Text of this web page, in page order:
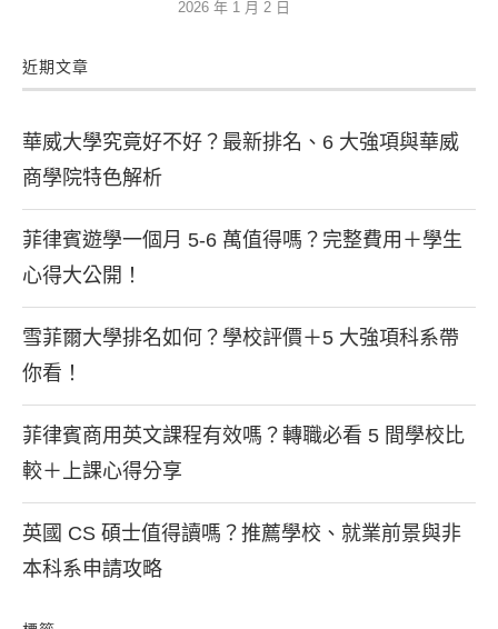
2026 年 1 月 2 日
近期文章
華威大學究竟好不好？最新排名、6 大強項與華威
商學院特色解析
菲律賓遊學一個月 5-6 萬值得嗎？完整費用＋學生
心得大公開！
雪菲爾大學排名如何？學校評價＋5 大強項科系帶
你看！
菲律賓商用英文課程有效嗎？轉職必看 5 間學校比
較＋上課心得分享
英國 CS 碩士值得讀嗎？推薦學校、就業前景與非
本科系申請攻略